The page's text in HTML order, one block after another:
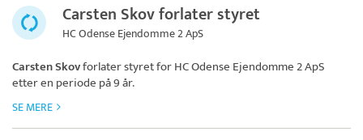
Carsten Skov forlater styret
HC Odense Ejendomme 2 ApS
Carsten Skovforlater styret forHC Odense Ejendomme 2 ApS
etter en periode på 9 år.
SE MERE